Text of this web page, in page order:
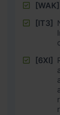
[WAK]
[IT3]
[6XI]